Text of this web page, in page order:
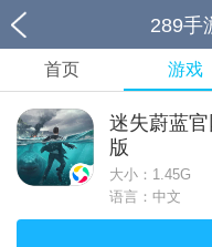
289手
首页 游戏
迷失蔚蓝
版
大小： 1.45G
语言：中文